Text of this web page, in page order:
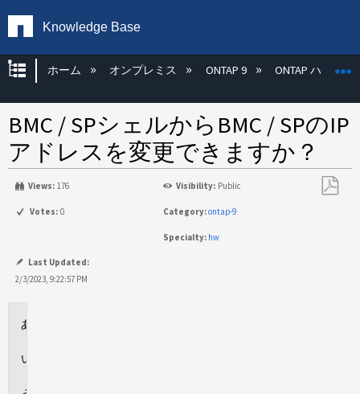
Knowledge Base
グローバル階層を展開/折りたたむ
ホーム オンプレミス ONTAP 9 ONTAP ハード
BMC / SPシェルからBMC / SPのIP
アドレスを変更できますか？
Views: 176 Visibility: Public
Votes: 0 Category:ontap-9
Specialty: hw
Last Updated:
2/3/2023, 9:22:57 PM